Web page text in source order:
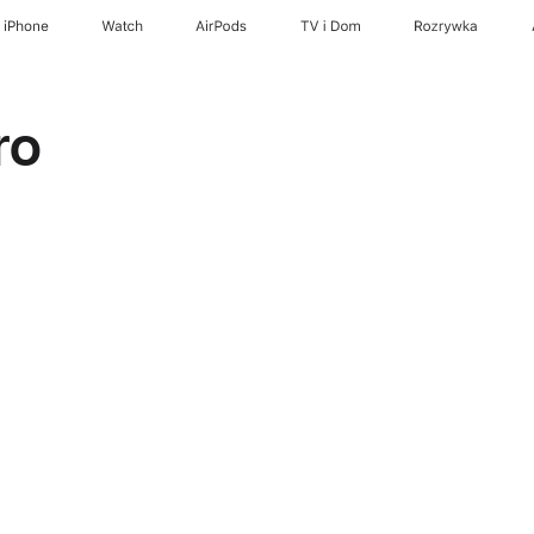
iPhone Watch AirPods TV i Dom Rozrywka